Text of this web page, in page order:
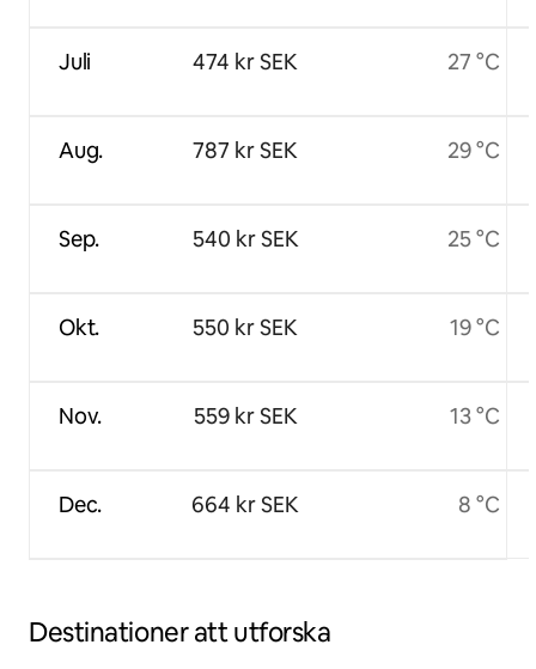
Juli
Aug.
Sep.
Okt.
Nov.
Dec.
474 kr SEK
787 kr SEK
540 kr SEK
550 kr SEK
559 kr SEK
664 kr SEK
27 °C
29 °C
25 °C
19 °C
13 °C
8 °C
Destinationer att utforska